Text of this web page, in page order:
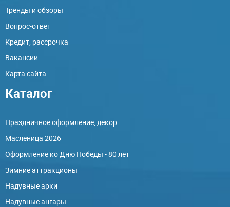
Тренды и обзоры
Вопрос-ответ
Кредит, рассрочка
Вакансии
Карта сайта
Каталог
Праздничное оформление, декор
Масленица 2026
Оформление ко Дню Победы - 80 лет
Зимние аттракционы
Надувные арки
Надувные ангары